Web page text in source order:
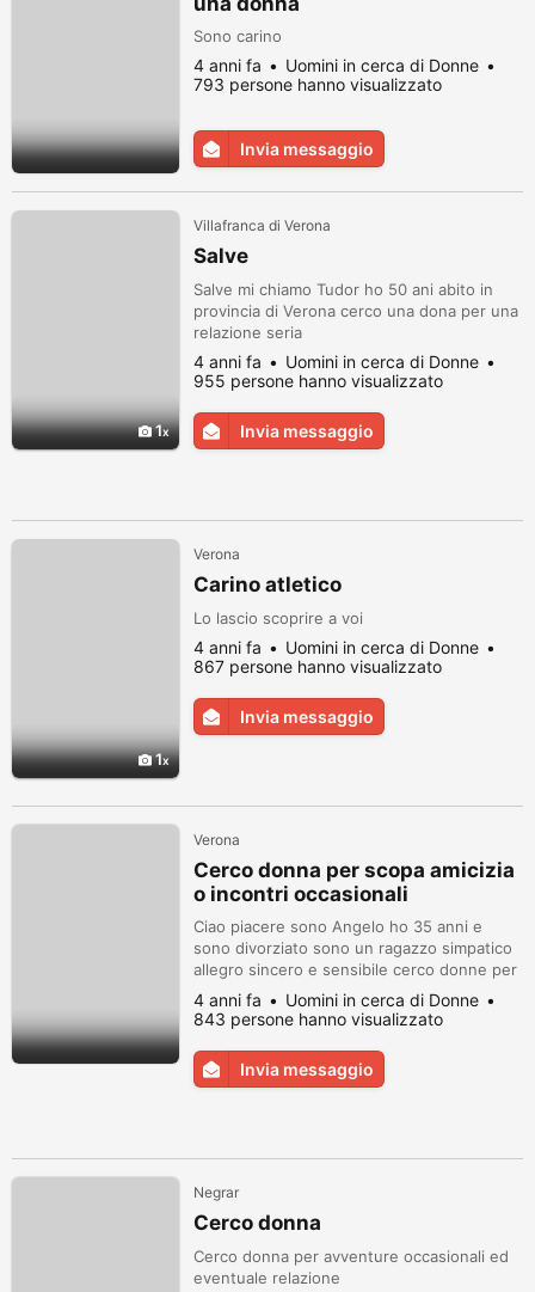
Sono carino
4 anni fa
Uomini in cerca di Donne
793 persone hanno visualizzato
Invia messaggio
1
Villafranca di Verona
Salve
Salve mi chiamo Tudor ho 50 ani abito in
provincia di Verona cerco una dona per una
relazione seria
4 anni fa
Uomini in cerca di Donne
955 persone hanno visualizzato
Invia messaggio
1
Verona
Carino atletico
Lo lascio scoprire a voi
4 anni fa
Uomini in cerca di Donne
867 persone hanno visualizzato
Invia messaggio
Verona
Cerco donna per scopa amicizia
o incontri occasionali
Ciao piacere sono Angelo ho 35 anni e
sono divorziato sono un ragazzo simpatico
allegro sincero e sensibile cerco donne per
scopa amicizia o incontri occasionali
contattatemi via whatsapp un bacio
4 anni fa
Uomini in cerca di Donne
843 persone hanno visualizzato
Invia messaggio
Negrar
Cerco donna
Cerco donna per avventure occasionali ed
eventuale relazione